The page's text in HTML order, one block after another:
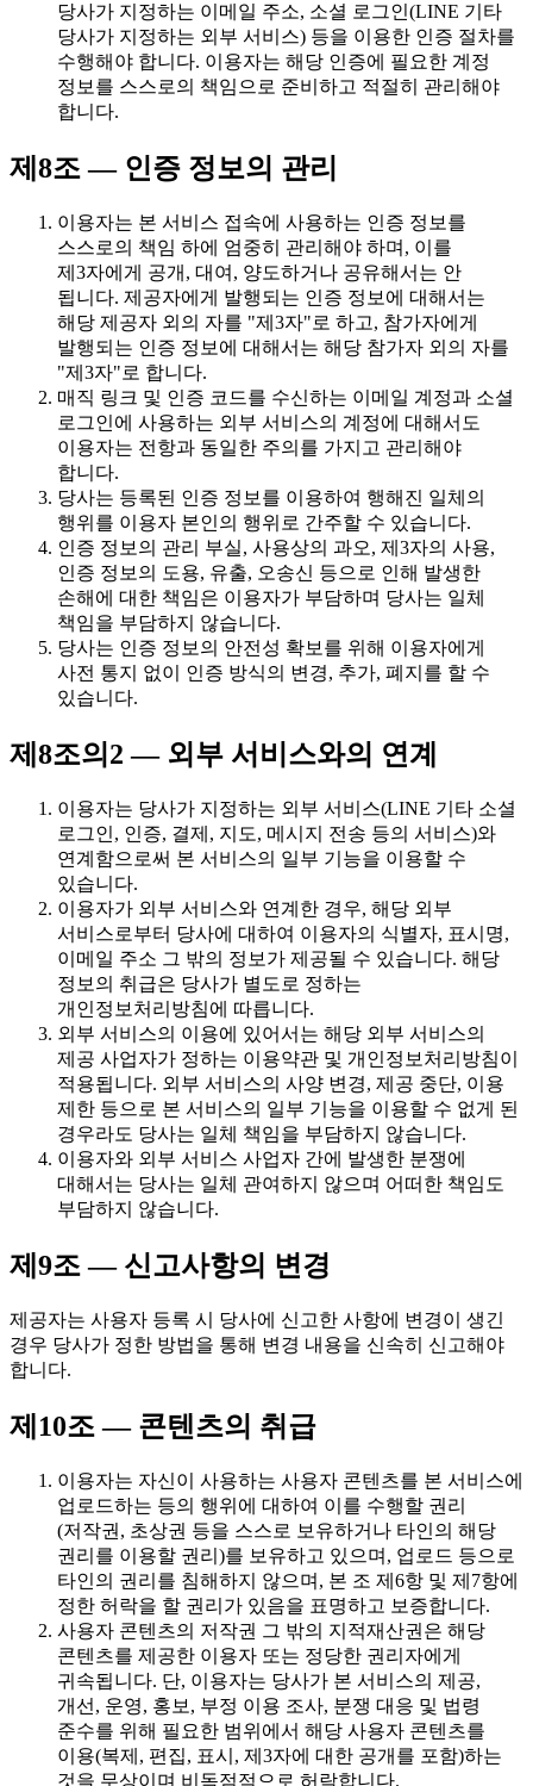
당사가 지정하는 이메일 주소, 소셜 로그인(LINE 기타
당사가 지정하는 외부 서비스) 등을 이용한 인증 절차를
수행해야 합니다. 이용자는 해당 인증에 필요한 계정
정보를 스스로의 책임으로 준비하고 적절히 관리해야
합니다.
제8조 — 인증 정보의 관리
이용자는 본 서비스 접속에 사용하는 인증 정보를
스스로의 책임 하에 엄중히 관리해야 하며, 이를
제3자에게 공개, 대여, 양도하거나 공유해서는 안
됩니다. 제공자에게 발행되는 인증 정보에 대해서는
해당 제공자 외의 자를 "제3자"로 하고, 참가자에게
발행되는 인증 정보에 대해서는 해당 참가자 외의 자를
"제3자"로 합니다.
매직 링크 및 인증 코드를 수신하는 이메일 계정과 소셜
로그인에 사용하는 외부 서비스의 계정에 대해서도
이용자는 전항과 동일한 주의를 가지고 관리해야
합니다.
당사는 등록된 인증 정보를 이용하여 행해진 일체의
행위를 이용자 본인의 행위로 간주할 수 있습니다.
인증 정보의 관리 부실, 사용상의 과오, 제3자의 사용,
인증 정보의 도용, 유출, 오송신 등으로 인해 발생한
손해에 대한 책임은 이용자가 부담하며 당사는 일체
책임을 부담하지 않습니다.
당사는 인증 정보의 안전성 확보를 위해 이용자에게
사전 통지 없이 인증 방식의 변경, 추가, 폐지를 할 수
있습니다.
제8조의2 — 외부 서비스와의 연계
이용자는 당사가 지정하는 외부 서비스(LINE 기타 소셜
로그인, 인증, 결제, 지도, 메시지 전송 등의 서비스)와
연계함으로써 본 서비스의 일부 기능을 이용할 수
있습니다.
이용자가 외부 서비스와 연계한 경우, 해당 외부
서비스로부터 당사에 대하여 이용자의 식별자, 표시명,
이메일 주소 그 밖의 정보가 제공될 수 있습니다. 해당
정보의 취급은 당사가 별도로 정하는
개인정보처리방침에 따릅니다.
외부 서비스의 이용에 있어서는 해당 외부 서비스의
제공 사업자가 정하는 이용약관 및 개인정보처리방침이
적용됩니다. 외부 서비스의 사양 변경, 제공 중단, 이용
제한 등으로 본 서비스의 일부 기능을 이용할 수 없게 된
경우라도 당사는 일체 책임을 부담하지 않습니다.
이용자와 외부 서비스 사업자 간에 발생한 분쟁에
대해서는 당사는 일체 관여하지 않으며 어떠한 책임도
부담하지 않습니다.
제9조 — 신고사항의 변경
제공자는 사용자 등록 시 당사에 신고한 사항에 변경이 생긴
경우 당사가 정한 방법을 통해 변경 내용을 신속히 신고해야
합니다.
제10조 — 콘텐츠의 취급
이용자는 자신이 사용하는 사용자 콘텐츠를 본 서비스에
업로드하는 등의 행위에 대하여 이를 수행할 권리
(저작권, 초상권 등을 스스로 보유하거나 타인의 해당
권리를 이용할 권리)를 보유하고 있으며, 업로드 등으로
타인의 권리를 침해하지 않으며, 본 조 제6항 및 제7항에
정한 허락을 할 권리가 있음을 표명하고 보증합니다.
사용자 콘텐츠의 저작권 그 밖의 지적재산권은 해당
콘텐츠를 제공한 이용자 또는 정당한 권리자에게
귀속됩니다. 단, 이용자는 당사가 본 서비스의 제공,
개선, 운영, 홍보, 부정 이용 조사, 분쟁 대응 및 법령
준수를 위해 필요한 범위에서 해당 사용자 콘텐츠를
이용(복제, 편집, 표시, 제3자에 대한 공개를 포함)하는
것을 무상이며 비독점적으로 허락합니다.